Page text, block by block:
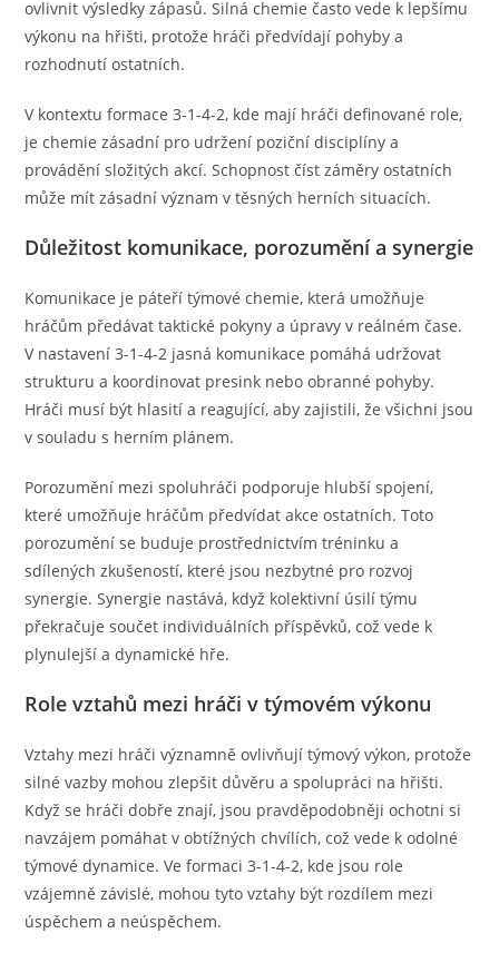
ovlivnit výsledky zápasů. Silná chemie často vede k lepšímu
výkonu na hřišti, protože hráči předvídají pohyby a
rozhodnutí ostatních.
V kontextu formace 3-1-4-2, kde mají hráči definované role,
je chemie zásadní pro udržení poziční disciplíny a
provádění složitých akcí. Schopnost číst záměry ostatních
může mít zásadní význam v těsných herních situacích.
Důležitost komunikace, porozumění a synergie
Komunikace je páteří týmové chemie, která umožňuje
hráčům předávat taktické pokyny a úpravy v reálném čase.
V nastavení 3-1-4-2 jasná komunikace pomáhá udržovat
strukturu a koordinovat presink nebo obranné pohyby.
Hráči musí být hlasití a reagující, aby zajistili, že všichni jsou
v souladu s herním plánem.
Porozumění mezi spoluhráči podporuje hlubší spojení,
které umožňuje hráčům předvídat akce ostatních. Toto
porozumění se buduje prostřednictvím tréninku a
sdílených zkušeností, které jsou nezbytné pro rozvoj
synergie. Synergie nastává, když kolektivní úsilí týmu
překračuje součet individuálních příspěvků, což vede k
plynulejší a dynamické hře.
Role vztahů mezi hráči v týmovém výkonu
Vztahy mezi hráči významně ovlivňují týmový výkon, protože
silné vazby mohou zlepšit důvěru a spolupráci na hřišti.
Když se hráči dobře znají, jsou pravděpodobněji ochotni si
navzájem pomáhat v obtížných chvílích, což vede k odolné
týmové dynamice. Ve formaci 3-1-4-2, kde jsou role
vzájemně závislé, mohou tyto vztahy být rozdílem mezi
úspěchem a neúspěchem.